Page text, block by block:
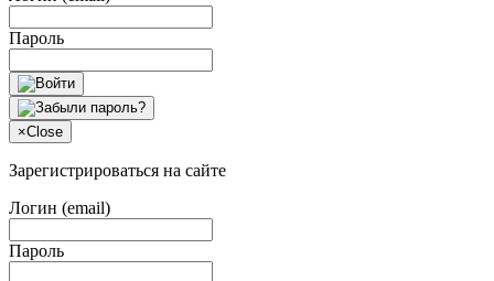
Пароль
×Close
Зарегистрироваться на сайте
Логин (email)
Пароль